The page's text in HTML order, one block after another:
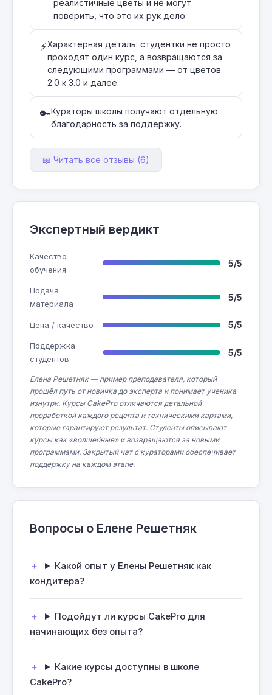
реалистичные цветы и не могут
поверить, что это их рук дело.
⚡Характерная деталь: студентки не просто
проходят один курс, а возвращаются за
следующими программами — от цветов
2.0 к 3.0 и далее.
🔑Кураторы школы получают отдельную
благодарность за поддержку.
📖 Читать все отзывы (6)
Экспертный вердикт
Качество
обучения
5/5
Подача
материала
5/5
Цена / качество 5/5
Поддержка
студентов
5/5
Елена Решетняк — пример преподавателя, который
прошёл путь от новичка до эксперта и понимает ученика
изнутри. Курсы CakePro отличаются детальной
проработкой каждого рецепта и техническими картами,
которые гарантируют результат. Студенты описывают
курсы как «волшебные» и возвращаются за новыми
программами. Закрытый чат с кураторами обеспечивает
поддержку на каждом этапе.
Вопросы о Елене Решетняк
Какой опыт у Елены Решетняк как
кондитера?
Подойдут ли курсы CakePro для
начинающих без опыта?
Какие курсы доступны в школе
CakePro?